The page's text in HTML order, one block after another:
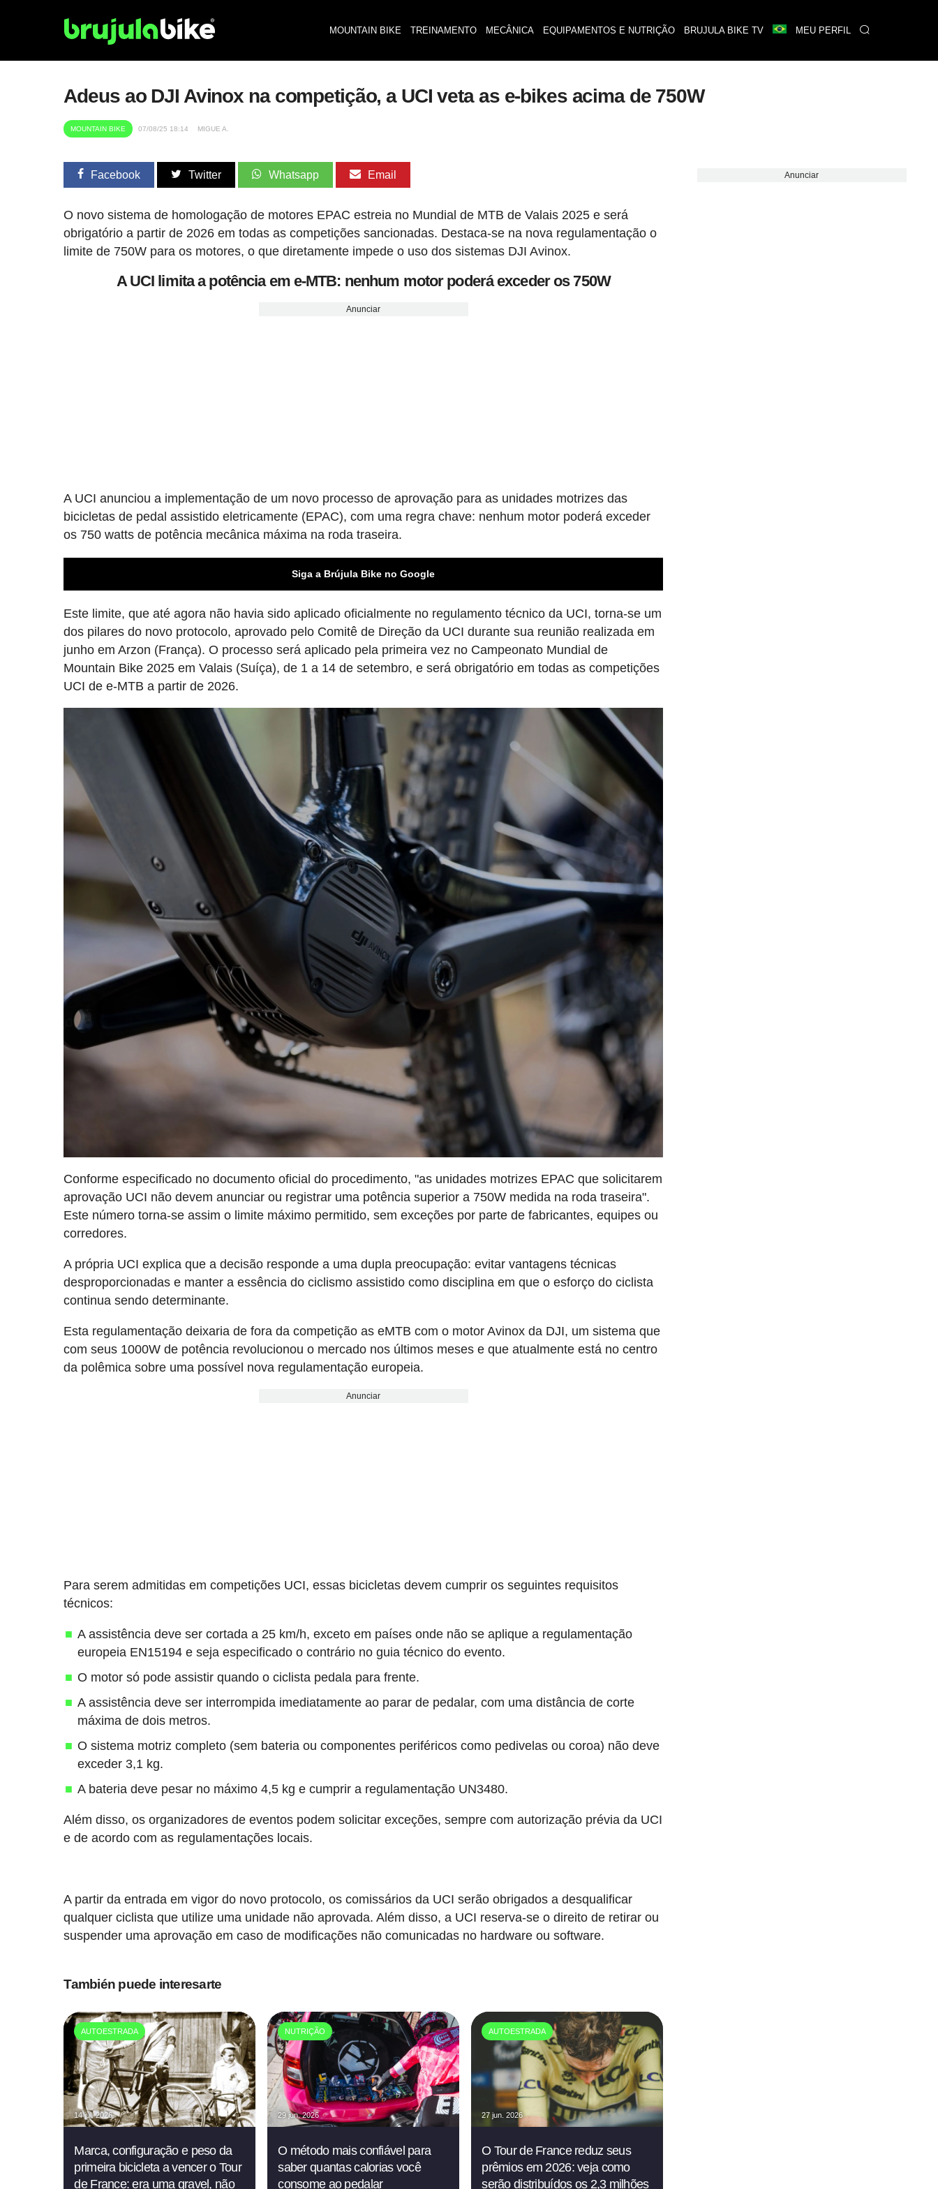
MOUNTAIN BIKE TREINAMENTO MECÂNICA EQUIPAMENTOS E NUTRIÇÃO BRUJULA BIKE TV MEU PERFIL
Adeus ao DJI Avinox na competição, a UCI veta as e-bikes acima de 750W
MOUNTAIN BIKE 07/08/25 18:14 MIGUE A.
Facebook Twitter Whatsapp Email
O novo sistema de homologação de motores EPAC estreia no Mundial de MTB de Valais 2025 e será
obrigatório a partir de 2026 em todas as competições sancionadas. Destaca-se na nova regulamentação o
limite de 750W para os motores, o que diretamente impede o uso dos sistemas DJI Avinox.
A UCI limita a potência em e-MTB: nenhum motor poderá exceder os 750W
Anunciar
A UCI anunciou a implementação de um novo processo de aprovação para as unidades motrizes das
bicicletas de pedal assistido eletricamente (EPAC), com uma regra chave: nenhum motor poderá exceder
os 750 watts de potência mecânica máxima na roda traseira.
Siga a Brújula Bike no Google
Este limite, que até agora não havia sido aplicado oficialmente no regulamento técnico da UCI, torna-se um
dos pilares do novo protocolo, aprovado pelo Comitê de Direção da UCI durante sua reunião realizada em
junho em Arzon (França). O processo será aplicado pela primeira vez no Campeonato Mundial de
Mountain Bike 2025 em Valais (Suíça), de 1 a 14 de setembro, e será obrigatório em todas as competições
UCI de e-MTB a partir de 2026.
Conforme especificado no documento oficial do procedimento, "as unidades motrizes EPAC que solicitarem
aprovação UCI não devem anunciar ou registrar uma potência superior a 750W medida na roda traseira".
Este número torna-se assim o limite máximo permitido, sem exceções por parte de fabricantes, equipes ou
corredores.
A própria UCI explica que a decisão responde a uma dupla preocupação: evitar vantagens técnicas
desproporcionadas e manter a essência do ciclismo assistido como disciplina em que o esforço do ciclista
continua sendo determinante.
Esta regulamentação deixaria de fora da competição as eMTB com o motor Avinox da DJI, um sistema que
com seus 1000W de potência revolucionou o mercado nos últimos meses e que atualmente está no centro
da polêmica sobre uma possível nova regulamentação europeia.
Anunciar
Para serem admitidas em competições UCI, essas bicicletas devem cumprir os seguintes requisitos
técnicos:
A assistência deve ser cortada a 25 km/h, exceto em países onde não se aplique a regulamentação
europeia EN15194 e seja especificado o contrário no guia técnico do evento.
O motor só pode assistir quando o ciclista pedala para frente.
A assistência deve ser interrompida imediatamente ao parar de pedalar, com uma distância de corte
máxima de dois metros.
O sistema motriz completo (sem bateria ou componentes periféricos como pedivelas ou coroa) não deve
exceder 3,1 kg.
A bateria deve pesar no máximo 4,5 kg e cumprir a regulamentação UN3480.
Além disso, os organizadores de eventos podem solicitar exceções, sempre com autorização prévia da UCI
e de acordo com as regulamentações locais.
A partir da entrada em vigor do novo protocolo, os comissários da UCI serão obrigados a desqualificar
qualquer ciclista que utilize uma unidade não aprovada. Além disso, a UCI reserva-se o direito de retirar ou
suspender uma aprovação em caso de modificações não comunicadas no hardware ou software.
También puede interesarte
AUTOESTRADA
14 jul. 2026
Marca, configuração e peso da
primeira bicicleta a vencer o Tour
de France: era uma gravel, não
NUTRIÇÃO
29 jun. 2026
O método mais confiável para
saber quantas calorias você
consome ao pedalar
AUTOESTRADA
27 jun. 2026
O Tour de France reduz seus
prêmios em 2026: veja como
serão distribuídos os 2,3 milhões
Anunciar